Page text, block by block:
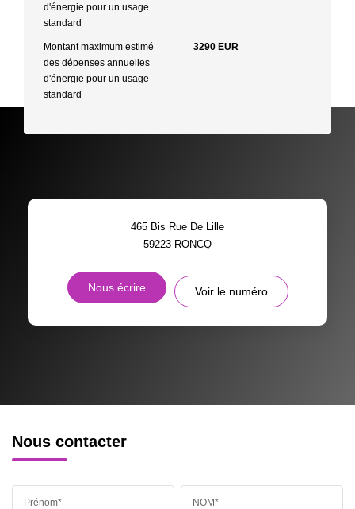
d'énergie pour un usage
standard
Montant maximum estimé
des dépenses annuelles
d'énergie pour un usage
standard
3290 EUR
465 Bis Rue De Lille
59223 RONCQ
Nous écrire Voir le numéro
Nous contacter
Prénom* NOM*